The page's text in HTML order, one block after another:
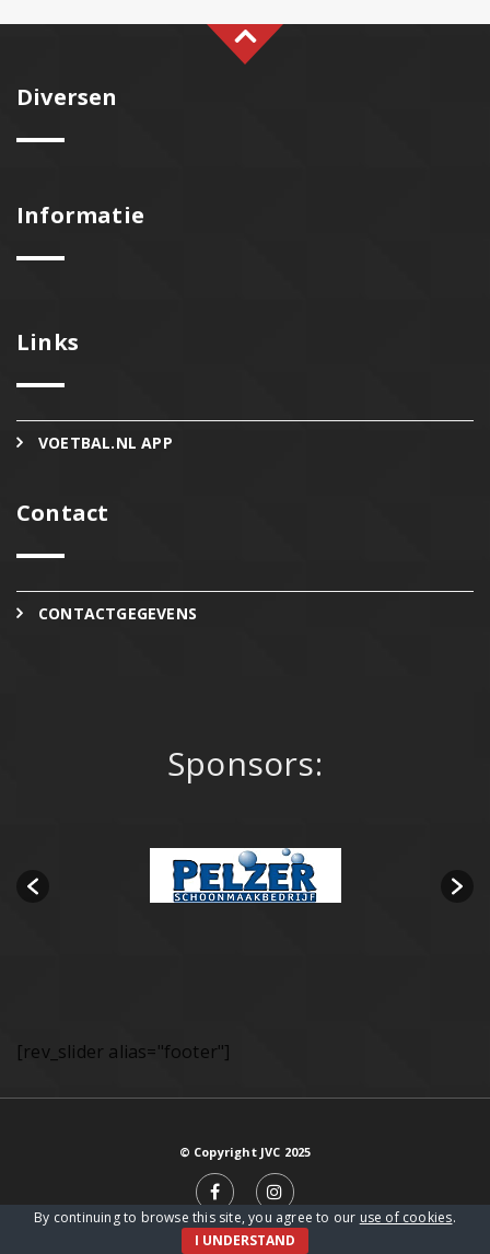
Diversen
Informatie
Links
VOETBAL.NL APP
Contact
CONTACTGEGEVENS
Sponsors:
[rev_slider alias="footer"]
© Copyright JVC 2025
By continuing to browse this site, you agree to our use of cookies.
I UNDERSTAND